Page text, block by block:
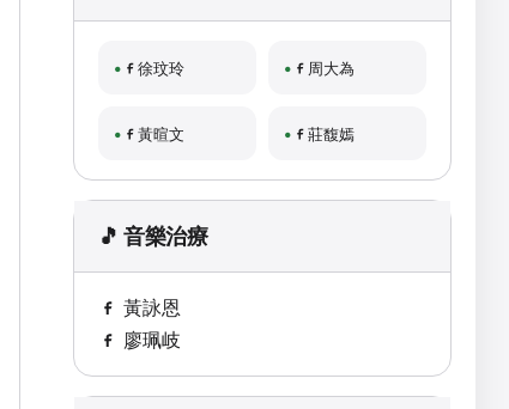
徐玟玲 周大為
黃暄文 莊馥嫣
🎵 音樂治療
黃詠恩
廖珮岐